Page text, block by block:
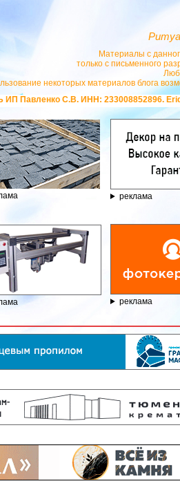
Материалы с
только с письменного
некоторых материалов блога
233008852896. Erid: 2SDnjeX37Dc ***
реклама
реклама